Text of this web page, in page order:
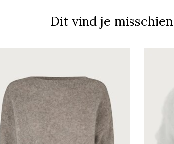
Dit vind je